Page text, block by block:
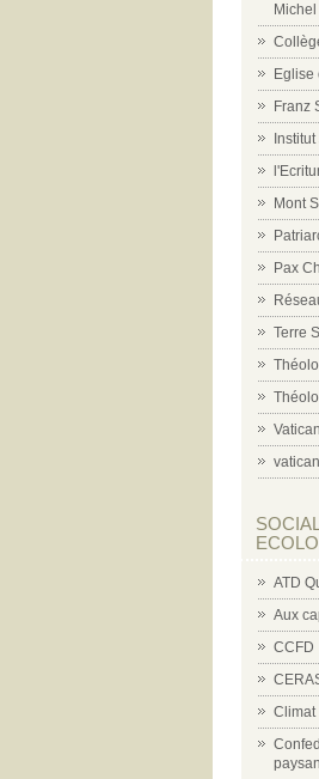
Michel
Eglise
Franz
Mont
Pax
Terre
ATD
Aux
CCFD
Climat